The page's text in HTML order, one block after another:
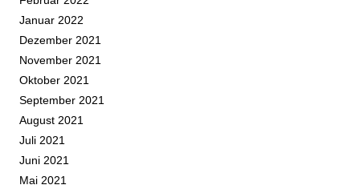
Januar 2022
Dezember 2021
November 2021
Oktober 2021
September 2021
August 2021
Juli 2021
Juni 2021
Mai 2021